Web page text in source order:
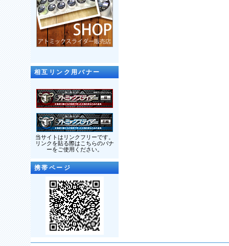
相互リンク用バナー
当サイトはリンクフリーです。
リンクを貼る際はこちらのバナ
ーをご使用ください。
携帯ページ